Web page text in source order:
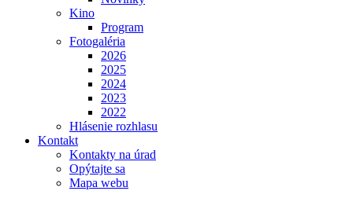
Kino
Program
Fotogaléria
2026
2025
2024
2023
2022
Hlásenie rozhlasu
Kontakt
Kontakty na úrad
Opýtajte sa
Mapa webu